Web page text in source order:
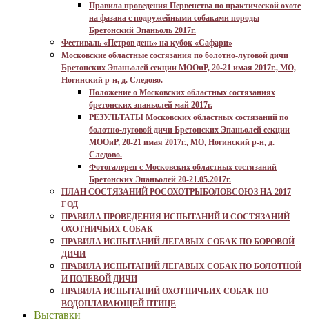
Правила проведения Первенства по практической охоте
на фазана с подружейными собаками породы
Бретонский Эпаньоль 2017г.
Фестиваль «Петров день» на кубок «Сафари»
Московские областные состязания по болотно-луговой дичи
Бретонских Эпаньолей секции МООиР, 20-21 имая 2017г., МО,
Ногинский р-н, д. Следово.
Положение о Московских областных состязаниях
бретонских эпаньолей май 2017г.
РЕЗУЛЬТАТЫ Московских областных состязаний по
болотно-луговой дичи Бретонских Эпаньолей секции
МООиР, 20-21 имая 2017г., МО, Ногинский р-н, д.
Следово.
Фотогалерея с Московских областных состязаний
Бретонских Эпаньолей 20-21.05.2017г.
ПЛАН СОСТЯЗАНИЙ РОСОХОТРЫБОЛОВСОЮЗ НА 2017
ГОД
ПРАВИЛА ПРОВЕДЕНИЯ ИСПЫТАНИЙ И СОСТЯЗАНИЙ
ОХОТНИЧЬИХ СОБАК
ПРАВИЛА ИСПЫТАНИЙ ЛЕГАВЫХ СОБАК ПО БОРОВОЙ
ДИЧИ
ПРАВИЛА ИСПЫТАНИЙ ЛЕГАВЫХ СОБАК ПО БОЛОТНОЙ
И ПОЛЕВОЙ ДИЧИ
ПРАВИЛА ИСПЫТАНИЙ ОХОТНИЧЬИХ СОБАК ПО
ВОДОПЛАВАЮЩЕЙ ПТИЦЕ
Выставки